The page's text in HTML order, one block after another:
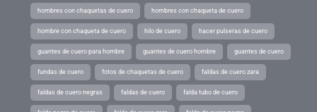
hombres con chaquetas de cuero hombres con chaqueta de cuero
hombre con chaqueta de cuero hilo de cuero hacer pulseras de cuero
guantes de cuero para hombre guantes de cuero hombre guantes de cuero
fundas de cuero fotos de chaquetas de cuero faldas de cuero zara
faldas de cuero negras faldas de cuero falda tubo de cuero